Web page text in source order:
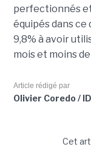
perfectionnés et
équipés dans
9,8% à avoir
mois et moins
Article rédigé par
Olivier Coredo /
Cet